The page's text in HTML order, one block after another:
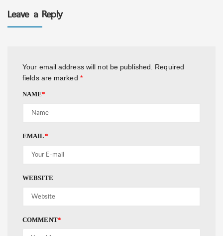
Leave a Reply
Your email address will not be published.
Required
fields are marked *
NAME*
EMAIL*
WEBSITE
COMMENT*